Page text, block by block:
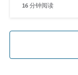
16分钟阅读